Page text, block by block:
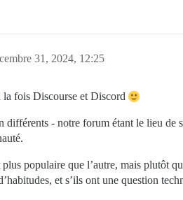
31, 2024, 12:25
fois Discourse et Discord
différents - notre forum étant le lieu
plus populaire que l’autre, mais plutôt
et s’ils ont une question